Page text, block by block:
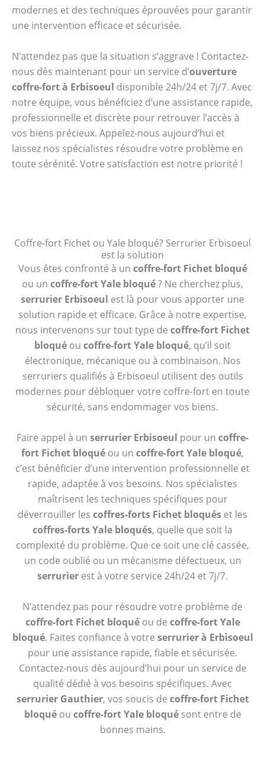
modernes et des techniques éprouvées pour garantir
une intervention efficace et sécurisée.
N’attendez pas que la situation s’aggrave ! Contactez-
nous dès maintenant pour un service d’ouverture
coffre-fort à Erbisoeul disponible 24h/24 et 7j/7. Avec
notre équipe, vous bénéficiez d’une assistance rapide,
professionnelle et discrète pour retrouver l’accès à
vos biens précieux. Appelez-nous aujourd’hui et
laissez nos spécialistes résoudre votre problème en
toute sérénité. Votre satisfaction est notre priorité !
Coffre-fort Fichet ou Yale bloqué? Serrurier Erbisoeul
est la solution
Vous êtes confronté à un coffre-fort Fichet bloqué
ou un coffre-fort Yale bloqué? Ne cherchez plus,
serrurier Erbisoeul est là pour vous apporter une
solution rapide et efficace. Grâce à notre expertise,
nous intervenons sur tout type de coffre-fort Fichet
bloqué ou coffre-fort Yale bloqué, qu’il soit
électronique, mécanique ou à combinaison. Nos
serruriers qualifiés à Erbisoeul utilisent des outils
modernes pour débloquer votre coffre-fort en toute
sécurité, sans endommager vos biens.
Faire appel à un serrurier Erbisoeul pour un coffre-
fort Fichet bloqué ou un coffre-fort Yale bloqué,
c’est bénéficier d’une intervention professionnelle et
rapide, adaptée à vos besoins. Nos spécialistes
maîtrisent les techniques spécifiques pour
déverrouiller les coffres-forts Fichet bloqués et les
coffres-forts Yale bloqués, quelle que soit la
complexité du problème. Que ce soit une clé cassée,
un code oublié ou un mécanisme défectueux, un
serrurier est à votre service 24h/24 et 7j/7.
N’attendez pas pour résoudre votre problème de
coffre-fort Fichet bloquéou de coffre-fort Yale
bloqué. Faites confiance à votre serrurier à Erbisoeul
pour une assistance rapide, fiable et sécurisée.
Contactez-nous dès aujourd’hui pour un service de
qualité dédié à vos besoins spécifiques. Avec
serrurier Gauthier, vos soucis de coffre-fort Fichet
bloquéou coffre-fort Yale bloquésont entre de
bonnes mains.